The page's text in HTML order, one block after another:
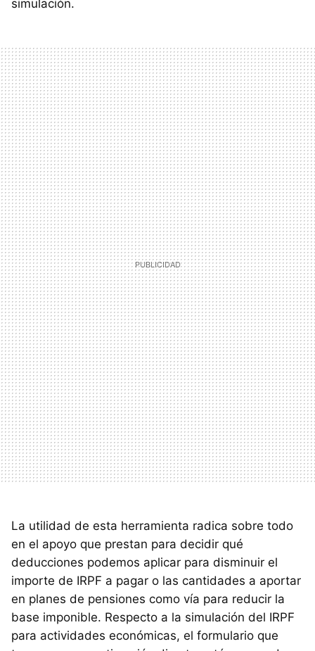
simulación.
La utilidad de esta herramienta radica sobre todo
en el apoyo que prestan para decidir qué
deducciones podemos aplicar para disminuir el
importe de IRPF a pagar o las cantidades a aportar
en planes de pensiones como vía para reducir la
base imponible. Respecto a la simulación del IRPF
para actividades económicas, el formulario que